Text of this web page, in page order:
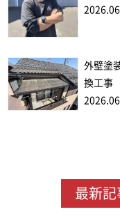
外壁塗
換工事
最新記